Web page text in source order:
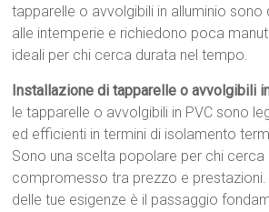
tapparelle o avvolgibili in alluminio sono
alle intemperie e richiedono poca
ideali per chi cerca durata nel tempo.
Installazione di tapparelle o avvolgibili
le tapparelle o avvolgibili in PVC sono
ed efficienti in termini di isolamento
Sono una scelta popolare per chi cerca
compromesso tra prezzo e prestazioni.
delle tue esigenze è il passaggio